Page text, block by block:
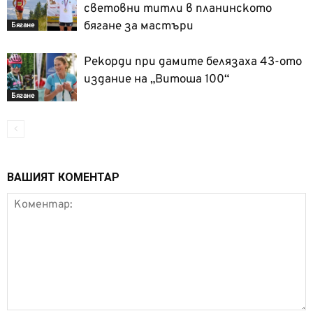
Бягане
световни титли в планинското
бягане за мастъри
Бягане
Рекорди при дамите белязаха 43-ото
издание на „Витоша 100“
ВАШИЯТ КОМЕНТАР